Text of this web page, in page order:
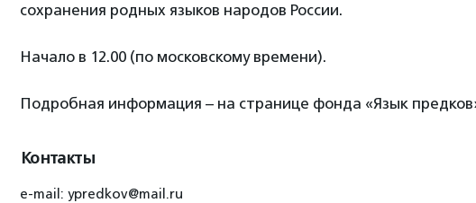
сохранения родных языков народов России.
Начало в 12.00 (по московскому времени).
Подробная информация – на странице фонда «Язык
Контакты
e-mail: ypredkov@mail.ru